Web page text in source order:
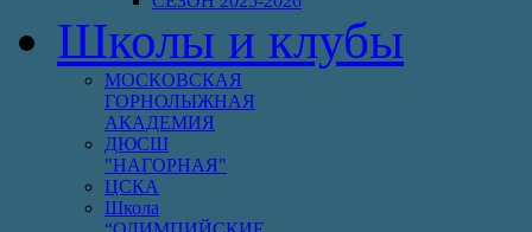
Школы и клубы
МОСКОВСКАЯ
ГОРНОЛЫЖНАЯ
АКАДЕМИЯ
ДЮСШ
"НАГОРНАЯ"
ЦСКА
Школа